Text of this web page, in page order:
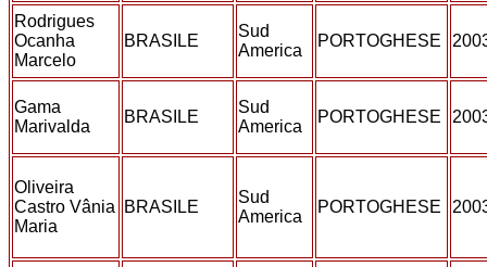
Rodrigues
Ocanha
Marcelo
BRASILE
Sud
America
PORTOGHESE
Gama
Marivalda
BRASILE
Sud
America
PORTOGHESE
Oliveira
Castro Vânia
Maria
BRASILE
Sud
America
PORTOGHESE